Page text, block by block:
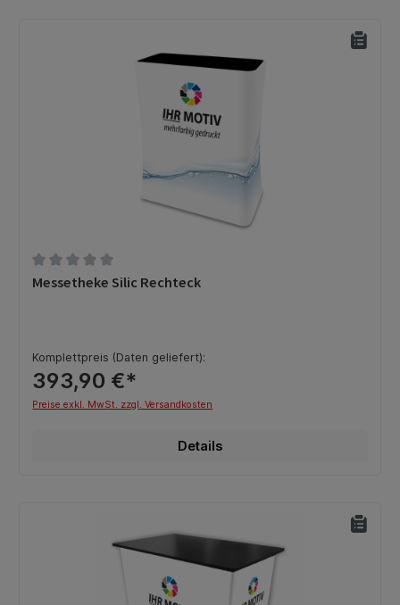
Durchschnittliche Bewertung von 0 von 5 Sternen
Messetheke Silic Rechteck
Komplettpreis (Daten geliefert):
393,90 €*
Preise exkl. MwSt. zzgl. Versandkosten
Details